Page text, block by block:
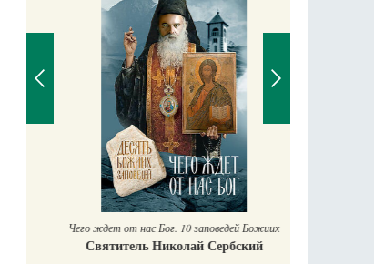
Чего ждет от нас Бог. 10 заповедей Божиих
Святитель Николай Сербский